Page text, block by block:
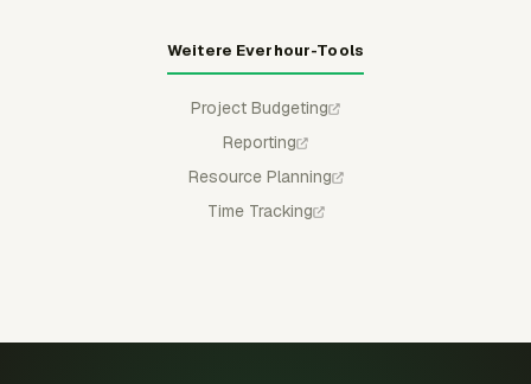
Weitere Everhour-Tools
Project Budgeting
Reporting
Resource Planning
Time Tracking